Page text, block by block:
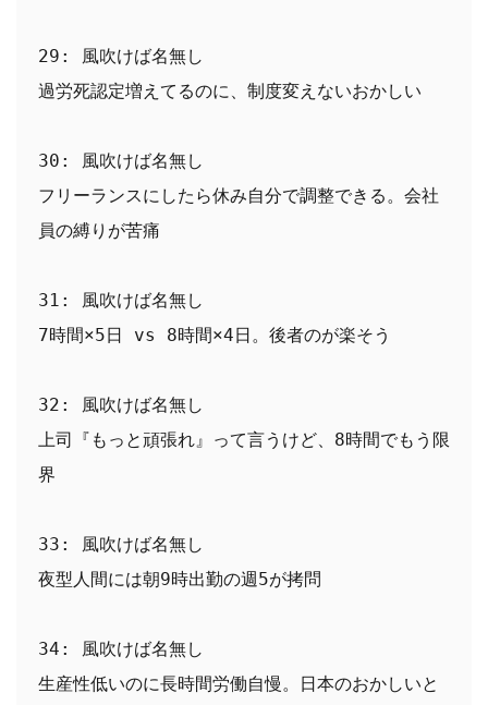
29: 風吹けば名無し
過労死認定増えてるのに、制度変えないおかしい
30: 風吹けば名無し
フリーランスにしたら休み自分で調整できる。会社
員の縛りが苦痛
31: 風吹けば名無し
7時間×5日 vs 8時間×4日。後者のが楽そう
32: 風吹けば名無し
上司『もっと頑張れ』って言うけど、8時間でもう限
界
33: 風吹けば名無し
夜型人間には朝9時出勤の週5が拷問
34: 風吹けば名無し
生産性低いのに長時間労働自慢。日本のおかしいと